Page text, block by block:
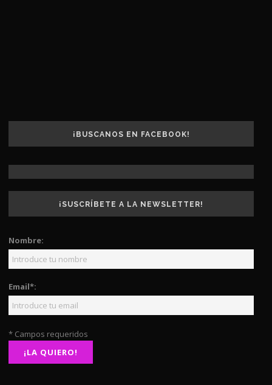
¡BUSCANOS EN FACEBOOK!
¡SUSCRÍBETE A LA NEWSLETTER!
Nombre:
Email*:
* Campos requeridos